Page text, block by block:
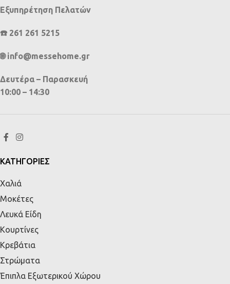
Εξυπηρέτηση Πελατών
☎️ 261 261 5215
🌐 info@messehome.gr
Δευτέρα – Παρασκευή
10:00 – 14:30
ΚΑΤΗΓΟΡΙΕΣ
Χαλιά
Μοκέτες
Λευκά Είδη
Κουρτίνες
Κρεβάτια
Στρώματα
Έπιπλα Εξωτερικού Χώρου